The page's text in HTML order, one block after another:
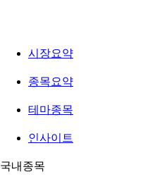
시장요약
종목요약
테마종목
인사이트
국내종목